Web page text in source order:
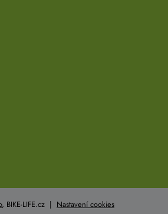
, BIKE-LIFE.cz | Nastavení cookies